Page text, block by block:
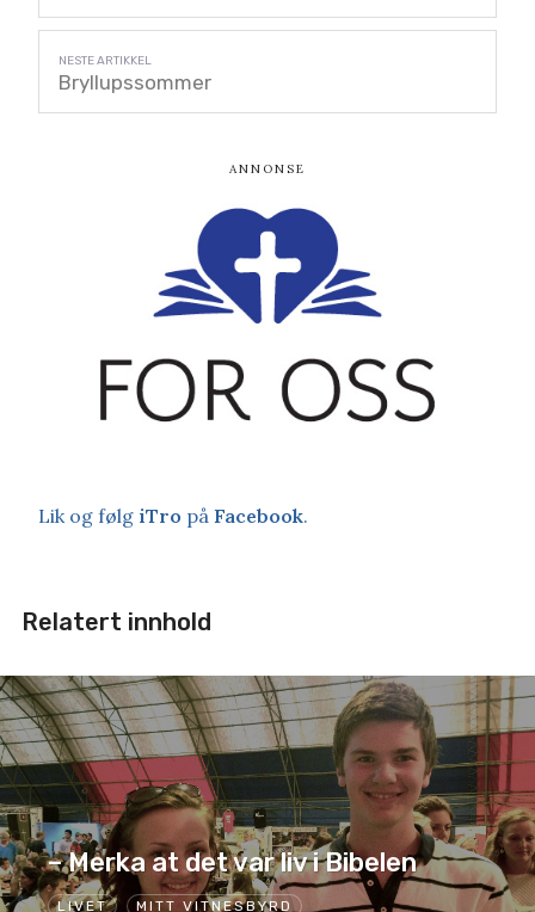
Bryllupssommer
Lik og følg iTro på Facebook.
Relatert innhold
LIVET MITT VITNESBYRD
– Merka at det var liv i Bibelen